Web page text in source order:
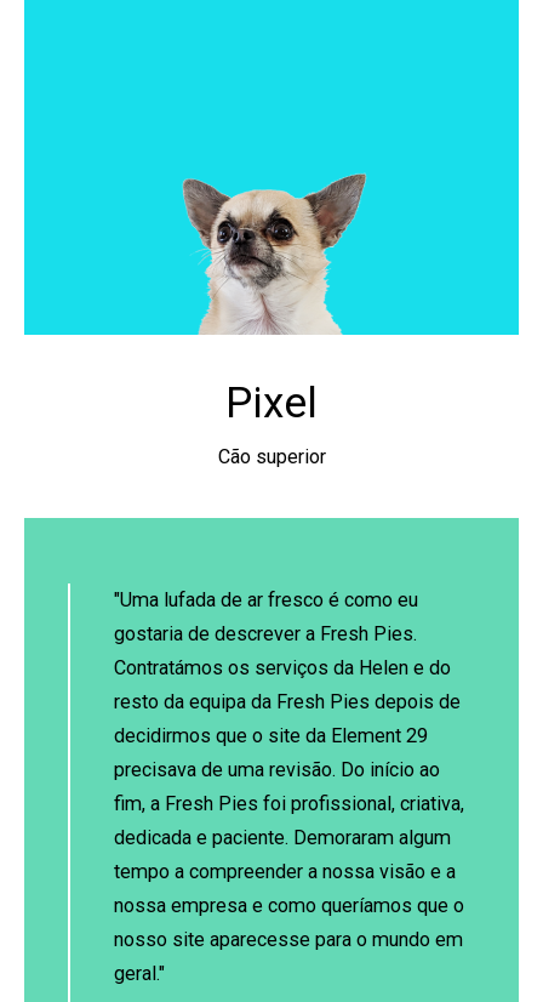
Pixel
Cão superior
"Uma lufada de ar fresco é como eu
gostaria de descrever a Fresh Pies.
Contratámos os serviços da Helen e do
resto da equipa da Fresh Pies depois de
decidirmos que o site da Element 29
precisava de uma revisão. Do início ao
fim, a Fresh Pies foi profissional, criativa,
dedicada e paciente. Demoraram algum
tempo a compreender a nossa visão e a
nossa empresa e como queríamos que o
nosso site aparecesse para o mundo em
geral."